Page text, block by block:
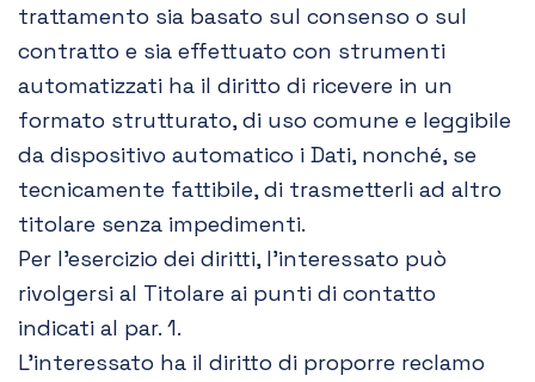
trattamento sia basato sul consenso o sul
contratto e sia effettuato con strumenti
automatizzati ha il diritto di ricevere in un
formato strutturato, di uso comune e leggibile
da dispositivo automatico i Dati, nonché, se
tecnicamente fattibile, di trasmetterli ad altro
titolare senza impedimenti.
Per l’esercizio dei diritti, l’interessato può
rivolgersi al Titolare ai punti di contatto
indicati al par. 1.
L’interessato ha il diritto di proporre reclamo